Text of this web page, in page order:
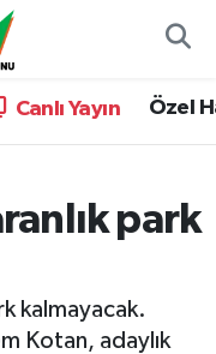
Canlı Yayın Özel
park
kalmayacak.
Kotan, adaylık